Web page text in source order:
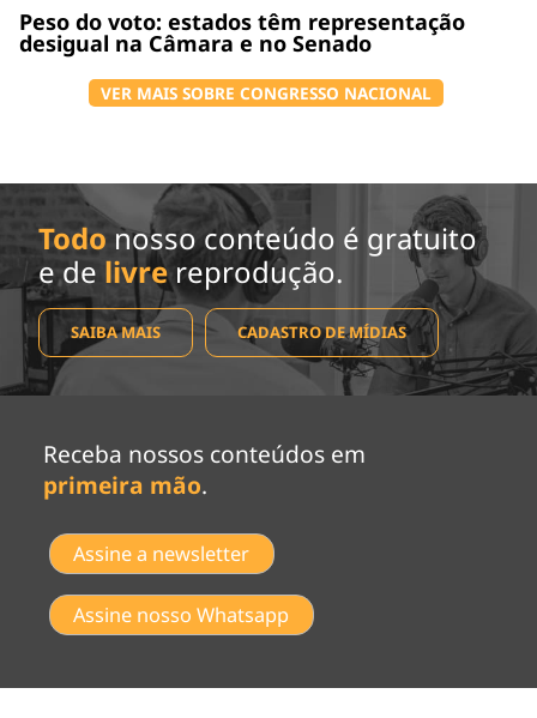
Peso do voto: estados têm representação
desigual na Câmara e no Senado
VER MAIS SOBRE CONGRESSO NACIONAL
Todo nosso conteúdo é gratuito
e de livrereprodução.
SAIBA MAIS CADASTRO DE MÍDIAS
Receba nossos conteúdos em
primeira mão.
Assine a newsletter
Assine nosso Whatsapp